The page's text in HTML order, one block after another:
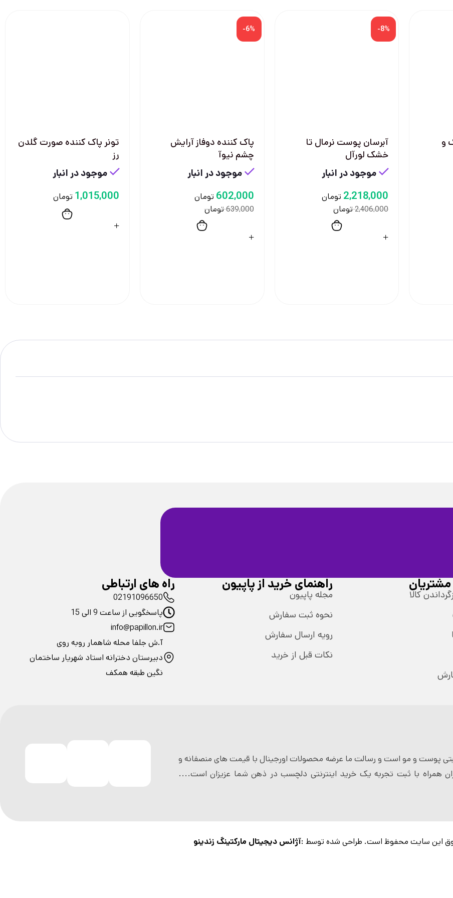
و
-8%
آبرسان پوست نرمال تا
خشک لورآل
موجود در انبار
2,406,000تومان
2,218,000 تومان
-6%
پاک کننده دوفاز آرایش
چشم نیوآ
موجود در انبار
639,000تومان
602,000 تومان
تونر پاک کننده صورت گلدن
رز
موجود در انبار
1,015,000 تومان
کالا
راهنمای خرید از پاپیون
مجله پاپیون
نحوه ثبت سفارش
رویه ارسال سفارش
نکات قبل از خرید
راه های ارتباطی
02191096650
پاسخگویی از ساعت 9 الی 15
info@papillon.ir
آ.ش جلفا محله شاهمار روبه روی
دبیرستان دخترانه استاد شهریار ساختمان
نگین طبقه همکف
پوست و مو است و رسالت ما عرضه محصولات اورجینال با قیمت های منصفانه و
همراه با ثبت تجربه یک خرید اینترنتی دلچسب در ذهن شما عزیزان است....
این سایت محفوظ است. طراحی شده توسط :آژانس دیجیتال مارکتینگ زندینو